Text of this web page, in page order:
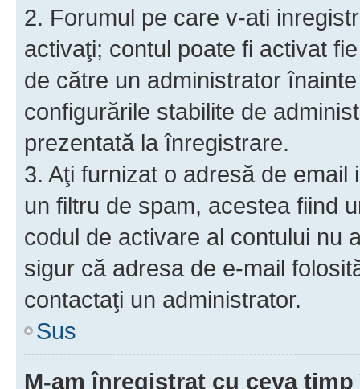
2. Forumul pe care v-ati
activaţi; contul poate fi activat
de către un administrator
configurările stabilite de
prezentată la înregistrare.
3. Aţi furnizat o adresă de
un filtru de spam, acestea fiind
codul de activare al contului nu
sigur că adresa de e-mail
contactaţi un administrator.
Sus
M-am înregistrat cu ceva